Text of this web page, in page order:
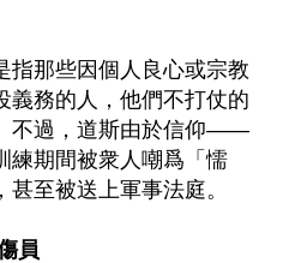
指那些因個人良心或宗教
義務的人，他們不打仗的
不過，道斯由於信仰——
練期間被衆人嘲爲「懦
至被送上軍事法庭。
員